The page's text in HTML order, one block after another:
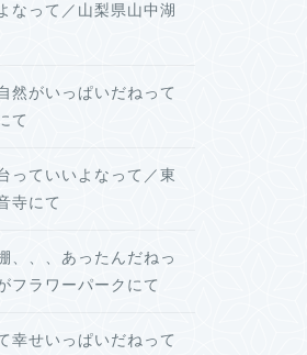
なって／山梨県山中湖
然がいっぱいだねって
て
っていいよなって／東
寺にて
、、、あったんだねっ
フラワーパークにて
幸せいっぱいだねって